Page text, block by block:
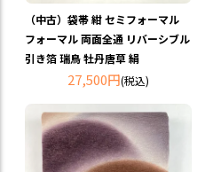
（中古）袋帯 紺 セミフォーマル
フォーマル 両面全通 リバーシブル
引き箔 瑞鳥 牡丹唐草 絹
27,500円(税込)